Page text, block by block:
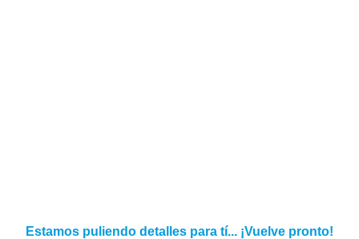
Estamos puliendo detalles para tí... ¡Vuelve pronto!